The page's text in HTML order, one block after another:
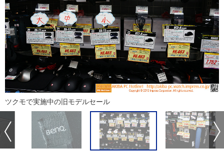
ツクモで実施中の旧モデルセール